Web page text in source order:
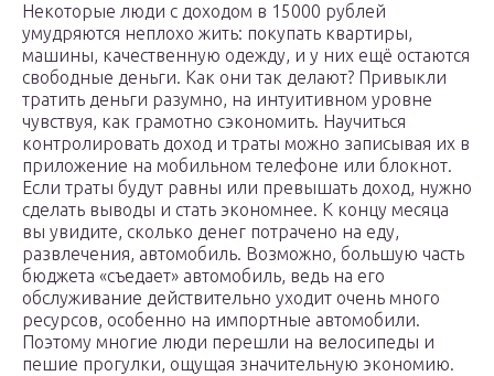
Некоторые люди с доходом в 15000 рублей
умудряются неплохо жить: покупать квартиры,
машины, качественную одежду, и у них ещё остаются
свободные деньги. Как они так делают? Привыкли
тратить деньги разумно, на интуитивном уровне
чувствуя, как грамотно сэкономить. Научиться
контролировать доход и траты можно записывая их в
приложение на мобильном телефоне или блокнот.
Если траты будут равны или превышать доход, нужно
сделать выводы и стать экономнее. К концу месяца
вы увидите, сколько денег потрачено на еду,
развлечения, автомобиль. Возможно, большую часть
бюджета «съедает» автомобиль, ведь на его
обслуживание действительно уходит очень много
ресурсов, особенно на импортные автомобили.
Поэтому многие люди перешли на велосипеды и
пешие прогулки, ощущая значительную экономию.